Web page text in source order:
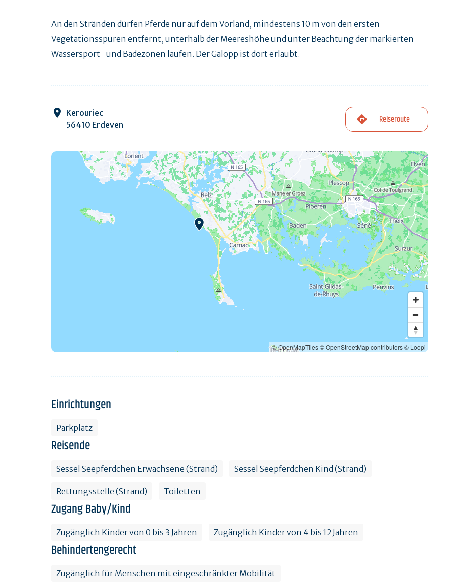
An den Stränden dürfen Pferde nur auf dem Vorland, mindestens 10 m von den ersten
Vegetationsspuren entfernt, unterhalb der Meereshöhe und unter Beachtung der markierten
Wassersport- und Badezonen laufen. Der Galopp ist dort erlaubt.
Kerouriec
56410 Erdeven
Reiseroute
© OpenMapTiles© OpenStreetMap contributors© Loopi
Einrichtungen
Parkplatz
Reisende
Sessel Seepferdchen Erwachsene (Strand) Sessel Seepferdchen Kind (Strand)
Rettungsstelle (Strand) Toiletten
Zugang Baby/Kind
Zugänglich Kinder von 0 bis 3 Jahren Zugänglich Kinder von 4 bis 12 Jahren
Behindertengerecht
Zugänglich für Menschen mit eingeschränkter Mobilität